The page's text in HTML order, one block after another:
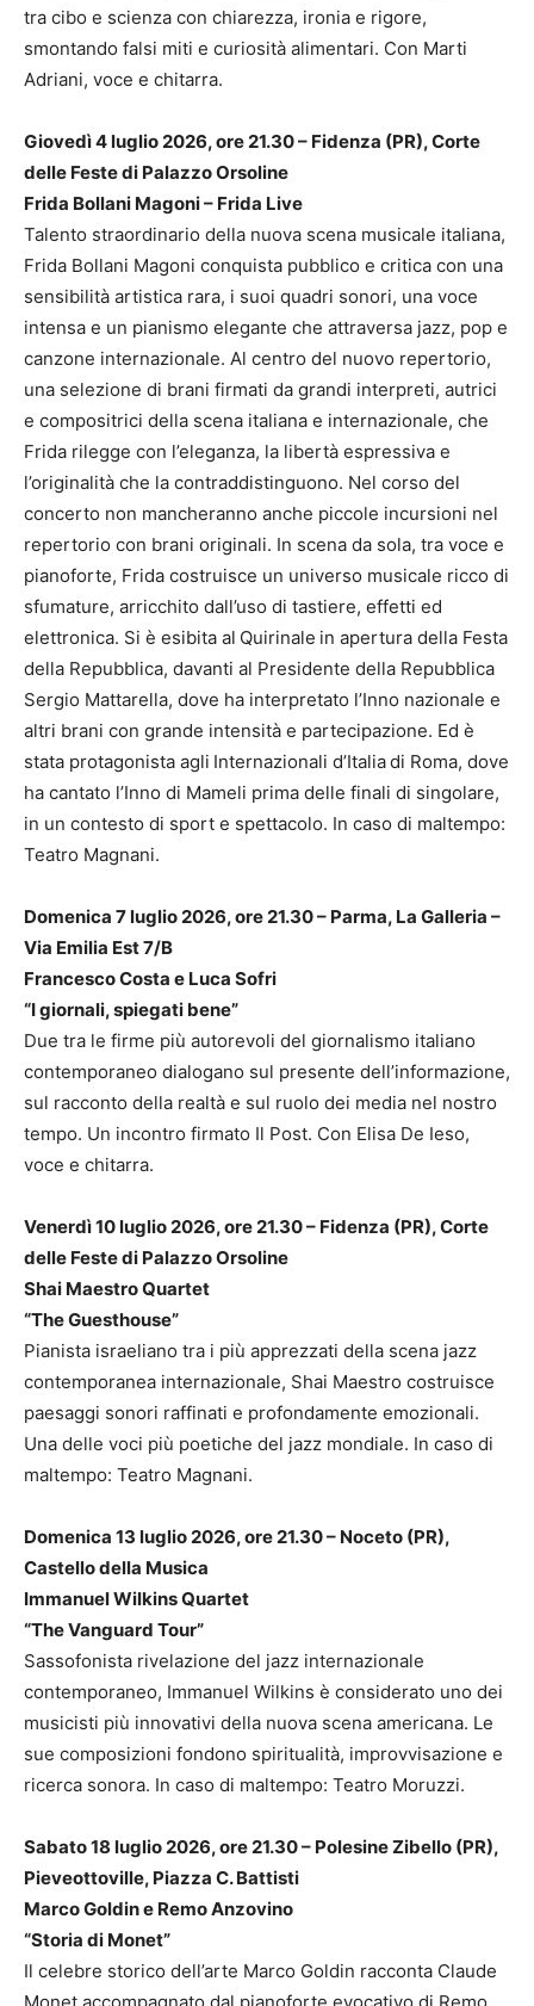
tra cibo e scienza con chiarezza, ironia e rigore,
smontando falsi miti e curiosità alimentari. Con Marti
Adriani, voce e chitarra.
Giovedì 4 luglio 2026, ore 21.30 – Fidenza (PR), Corte
delle Feste di Palazzo Orsoline
Frida Bollani Magoni – Frida Live
Talento straordinario della nuova scena musicale italiana,
Frida Bollani Magoni conquista pubblico e critica con una
sensibilità artistica rara, i suoi quadri sonori, una voce
intensa e un pianismo elegante che attraversa jazz, pop e
canzone internazionale. Al centro del nuovo repertorio,
una selezione di brani firmati da grandi interpreti, autrici
e compositrici della scena italiana e internazionale, che
Frida rilegge con l’eleganza, la libertà espressiva e
l’originalità che la contraddistinguono. Nel corso del
concerto non mancheranno anche piccole incursioni nel
repertorio con brani originali. In scena da sola, tra voce e
pianoforte, Frida costruisce un universo musicale ricco di
sfumature, arricchito dall’uso di tastiere, effetti ed
elettronica. Si è esibita al Quirinale in apertura della Festa
della Repubblica, davanti al Presidente della Repubblica
Sergio Mattarella, dove ha interpretato l’Inno nazionale e
altri brani con grande intensità e partecipazione. Ed è
stata protagonista agli Internazionali d’Italia di Roma, dove
ha cantato l’Inno di Mameli prima delle finali di singolare,
in un contesto di sport e spettacolo. In caso di maltempo:
Teatro Magnani.
Domenica 7 luglio 2026, ore 21.30 – Parma, La Galleria –
Via Emilia Est 7/B
Francesco Costa e Luca Sofri
“I giornali, spiegati bene”
Due tra le firme più autorevoli del giornalismo italiano
contemporaneo dialogano sul presente dell’informazione,
sul racconto della realtà e sul ruolo dei media nel nostro
tempo. Un incontro firmato Il Post. Con Elisa De Ieso,
voce e chitarra.
Venerdì 10 luglio 2026, ore 21.30 – Fidenza (PR), Corte
delle Feste di Palazzo Orsoline
Shai Maestro Quartet
“The Guesthouse”
Pianista israeliano tra i più apprezzati della scena jazz
contemporanea internazionale, Shai Maestro costruisce
paesaggi sonori raffinati e profondamente emozionali.
Una delle voci più poetiche del jazz mondiale. In caso di
maltempo: Teatro Magnani.
Domenica 13 luglio 2026, ore 21.30 – Noceto (PR),
Castello della Musica
Immanuel Wilkins Quartet
“The Vanguard Tour”
Sassofonista rivelazione del jazz internazionale
contemporaneo, Immanuel Wilkins è considerato uno dei
musicisti più innovativi della nuova scena americana. Le
sue composizioni fondono spiritualità, improvvisazione e
ricerca sonora. In caso di maltempo: Teatro Moruzzi.
Sabato 18 luglio 2026, ore 21.30 – Polesine Zibello (PR),
Pieveottoville, Piazza C. Battisti
Marco Goldin e Remo Anzovino
“Storia di Monet”
Il celebre storico dell’arte Marco Goldin racconta Claude